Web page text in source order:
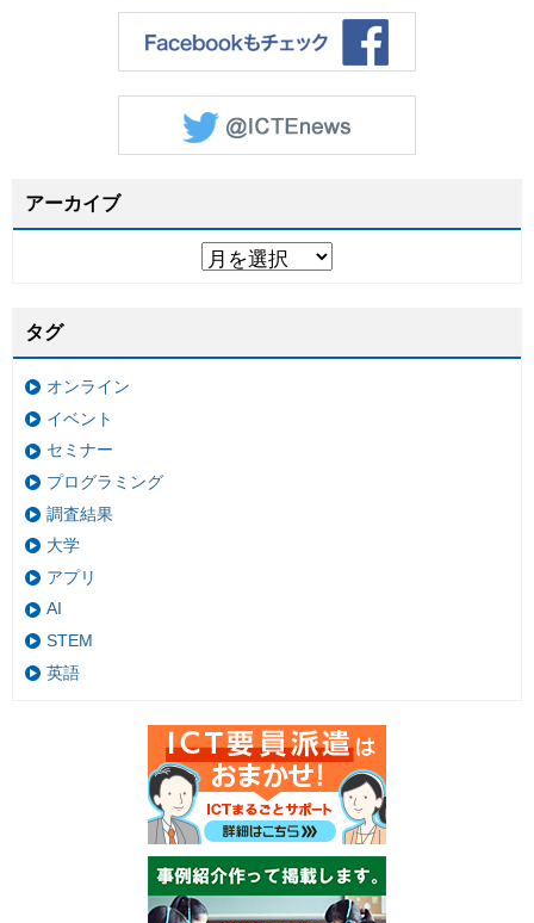
アーカイブ
タグ
オンライン
イベント
セミナー
プログラミング
調査結果
大学
アプリ
AI
STEM
英語